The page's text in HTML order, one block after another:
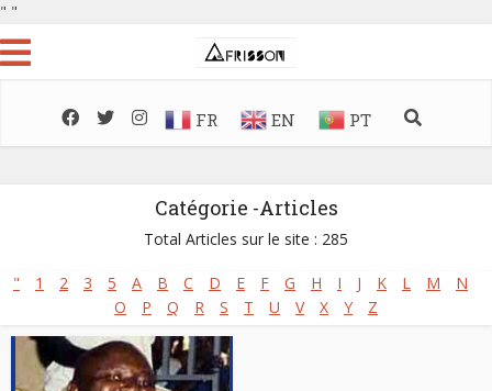
" "
FR EN PT
Catégorie -Articles
Total Articles sur le site : 285
" 1 2 3 5 A B C D E F G H I J K L M
N
O
P Q R S T U V X Y Z